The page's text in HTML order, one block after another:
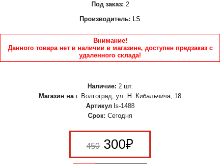
Под заказ: 2
Производитель: LS
Внимание!
Данного товара нет в наличии в магазине, доступен предзаказ с
удаленного склада!
Наличие: 2 шт.
Магазин на г. Волгоград, ул. Н. Кибальчича, 18
Артикул ls-1488
Срок: Сегодня
450 300₽